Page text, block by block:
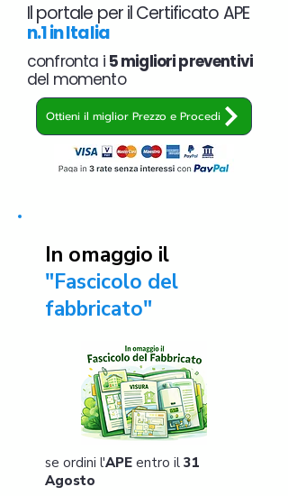
Il portale per il Certificato APE
n.1 in Italia
confronta i 5 migliori preventivi
del momento
Ottieni il miglior Prezzo e Procedi
In omaggio il
"Fascicolo del
fabbricato"
se ordini l'APE entro il 31
Agosto